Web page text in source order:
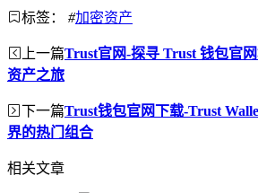
标签： #加密资产
上一篇Trust官网-探寻 Trust 钱包官
资产之旅
下一篇Trust钱包官网下载-Trust
界的热门组合
相关文章